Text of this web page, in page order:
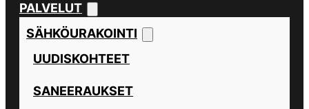
PALVELUT
SÄHKÖURAKOINTI
UUDISKOHTEET
SANEERAUKSET